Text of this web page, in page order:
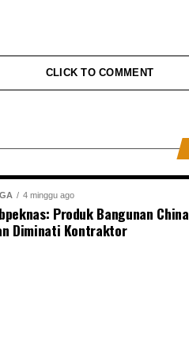
CLICK TO COMMENT
4 minggu ago
Produk Bangunan China
Diminati Kontraktor